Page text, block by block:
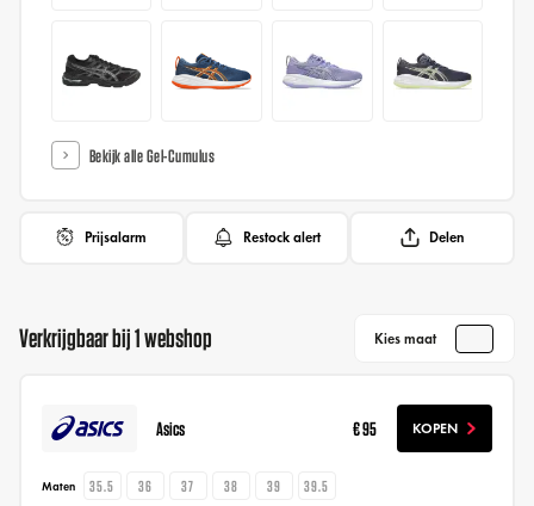
Bekijk alle Gel-Cumulus
Prijsalarm Restock alert Delen
Verkrijgbaar bij 1 webshop Kies maat
Asics € 95 KOPEN
Maten 35.5 36 37 38 39 39.5